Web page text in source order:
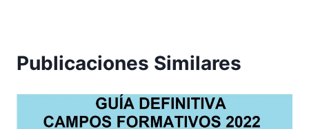
Publicaciones Similares